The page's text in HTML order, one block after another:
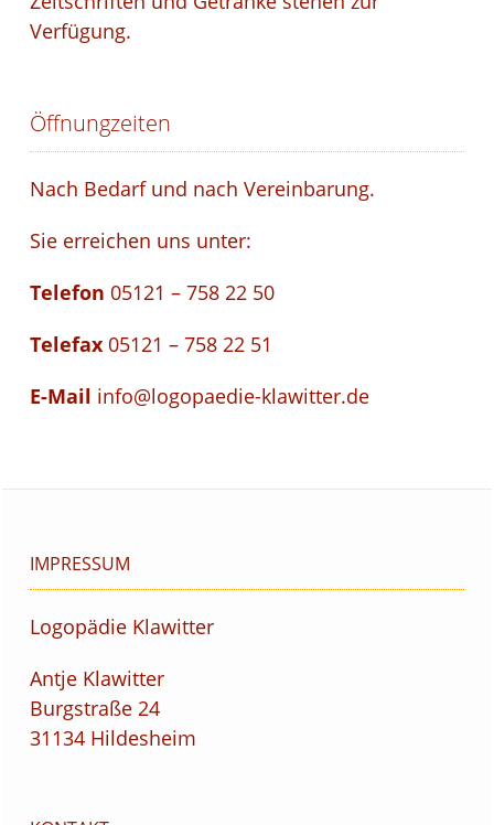
Verfügung.
Öffnungzeiten
Nach Bedarf und nach Vereinbarung.
Sie erreichen uns unter:
Telefon 05121 – 758 22 50
Telefax 05121 – 758 22 51
E-Mail info@logopaedie-klawitter.de
IMPRESSUM
Logopädie Klawitter
Antje Klawitter
Burgstraße 24
31134 Hildesheim